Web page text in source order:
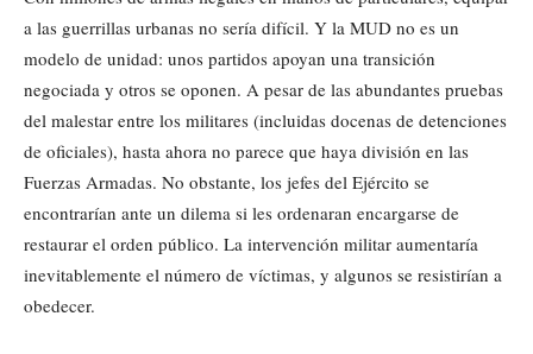
a las guerrillas urbanas no sería difícil. Y la MUD no es un
modelo de unidad: unos partidos apoyan una transición
negociada y otros se oponen. A pesar de las abundantes pruebas
del malestar entre los militares (incluidas docenas de detenciones
de oficiales), hasta ahora no parece que haya división en las
Fuerzas Armadas. No obstante, los jefes del Ejército se
encontrarían ante un dilema si les ordenaran encargarse de
restaurar el orden público. La intervención militar aumentaría
inevitablemente el número de víctimas, y algunos se resistirían a
obedecer.